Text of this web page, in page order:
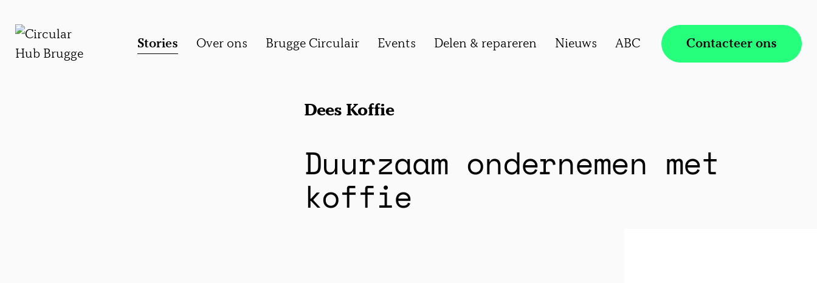
Stories Over ons Brugge Circulair Events Delen & repareren Nieuws ABC Contacteer ons
Dees Koffie
Duurzaam ondernemen met
koffie